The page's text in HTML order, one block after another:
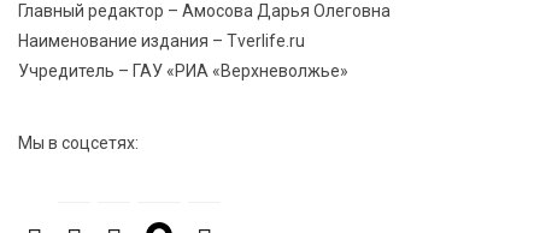
Первый в регионе: Вышневолоцкий драматический
театр стартует с яркой премьеры
Главный редактор – Амосова Дарья Олеговна
Наименование издания – Tverlife.ru
Учредитель – ГАУ «РИА «Верхневолжье»
Мы в соцсетях: